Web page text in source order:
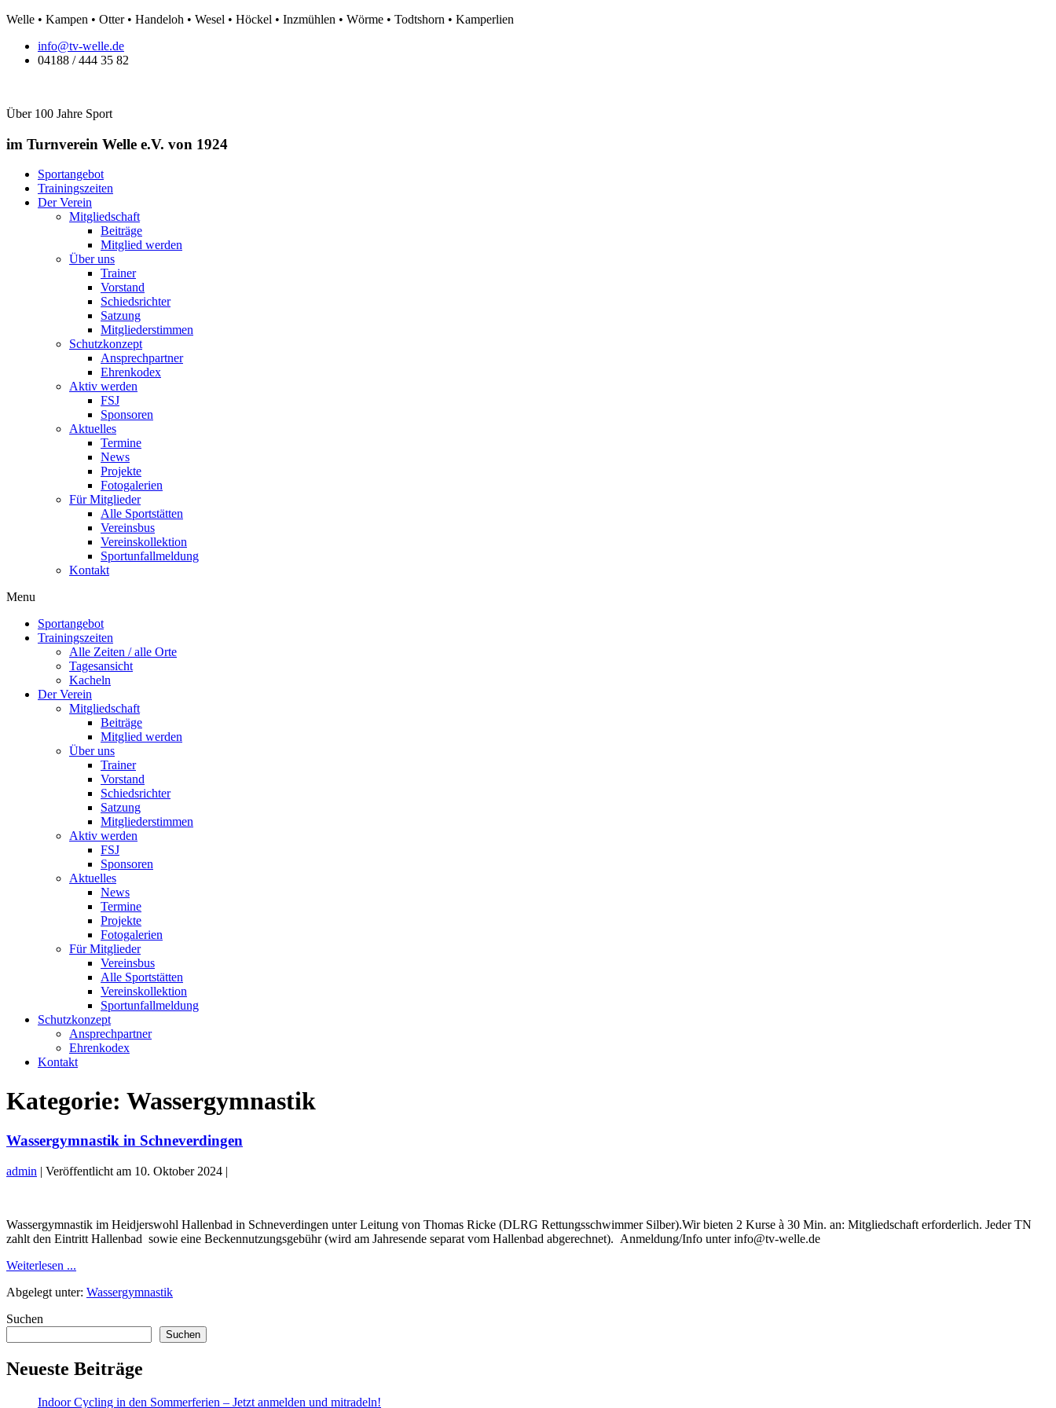
Zum
springen
Welle • Kampen • Otter • Handeloh • Wesel • Höckel • Inzmühlen • Wörme • Todtshorn • Kamperlien
info@tv-welle.de
04188 / 444 35 82
Über 100 Jahre Sport
im Turnverein Welle e.V. von 1924
Sportangebot
Trainingszeiten
Der Verein
Mitgliedschaft
Beiträge
Mitglied werden
Über uns
Trainer
Vorstand
Schiedsrichter
Satzung
Mitgliederstimmen
Schutzkonzept
Ansprechpartner
Ehrenkodex
Aktiv werden
FSJ
Sponsoren
Aktuelles
Termine
News
Projekte
Fotogalerien
Für Mitglieder
Alle Sportstätten
Vereinsbus
Vereinskollektion
Sportunfallmeldung
Kontakt
Flyout
Menu
Sportangebot
Trainingszeiten
Alle Zeiten / alle Orte
Tagesansicht
Kacheln
Der Verein
Mitgliedschaft
Beiträge
Mitglied werden
Über uns
Trainer
Vorstand
Schiedsrichter
Satzung
Mitgliederstimmen
Aktiv werden
FSJ
Sponsoren
Aktuelles
News
Termine
Projekte
Fotogalerien
Für Mitglieder
Vereinsbus
Alle Sportstätten
Vereinskollektion
Sportunfallmeldung
Schutzkonzept
Ansprechpartner
Ehrenkodex
Kontakt
Kategorie: Wassergymnastik
Wassergymnastik in Schneverdingen
admin | Veröffentlicht am 10. Oktober 2024 |
Schneverdingen
Wassergymnastik im Heidjerswohl Hallenbad in Schneverdingen unter Leitung von Thomas Ricke (DLRG Rettungsschwimmer Silber).Wir bieten 2 Kurse à 30 Min. an: Mitgliedschaft erforderlich. Jeder TN
zahlt den Eintritt Hallenbad sowie eine Beckennutzungsgebühr (wird am Jahresende separat vom Hallenbad abgerechnet). Anmeldung/Info unter info@tv-welle.de
Weiterlesen ...
Schneverdingen
Abgelegt unter: Wassergymnastik
Suchen
Suchen
Neueste Beiträge
Indoor Cycling in den Sommerferien – Jetzt anmelden und mitradeln!